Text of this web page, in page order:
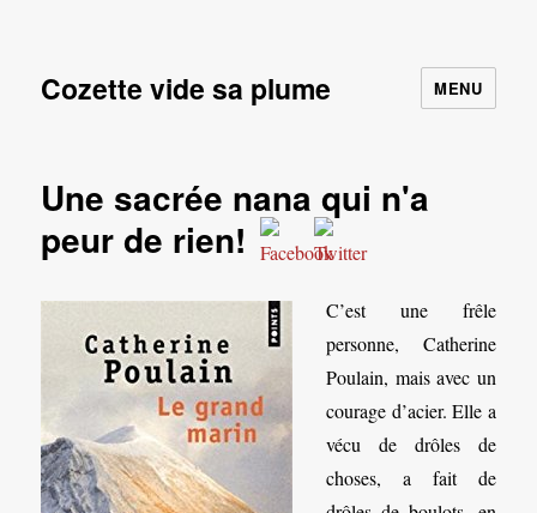
Cozette vide sa plume MENU
Une sacrée nana qui n'a
peur de rien!
C’est une frêle
personne, Catherine
Poulain, mais avec un
courage d’acier. Elle a
vécu de drôles de
choses, a fait de